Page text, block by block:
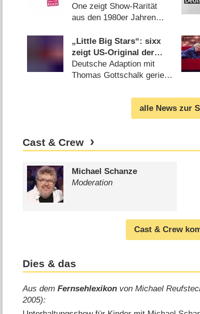
Show“ wird wiederholt
One zeigt Show-Rarität
aus den 1980er Jahren
„Little Big Stars“: sixx
zeigt US-Original der
Kinder-Talentshow mit
Steve Harvey
Deutsche Adaption mit
Thomas Gottschalk geriet
alle News zur
Cast & Crew
Michael Schanze
Moderation
Cast & Crew
Dies & das
Aus demFernsehlexikon von Michael
2005):